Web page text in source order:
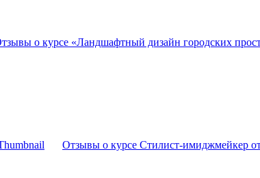
о курсе «Ландшафтный дизайн городских
Отзывы о курсе Стилист-имиджмейкер